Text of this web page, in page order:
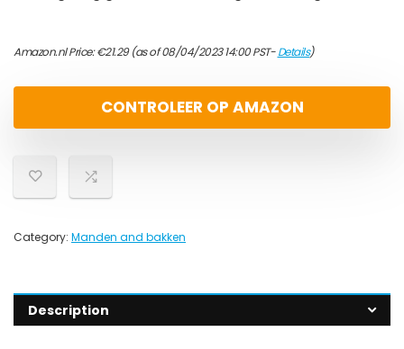
Amazon.nl Price:€21.29(as of 08/04/2023 14:00 PST-Details)
CONTROLEER OP AMAZON
Category: Manden and bakken
Description